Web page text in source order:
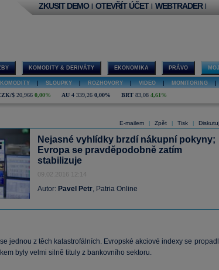
ZKUSIT DEMO | OTEVŘÍT ÚČET | WEBTRADER |
KOMODITY & DERIVÁTY EKONOMIKA PRÁVO
KOMODITY SLOUPKY ROZHOVORY VIDEO MONITORING
$ 20,966 0,00% AU 4 339,26 0,00% BRT 83,08 4,61%
E-mailem Zpět Tisk Diskutuj
Nejasné vyhlídky brzdí nákupní pokyny;
Evropa se pravděpodobně zatím
stabilizuje
09.02.2016 12:14
Autor: Pavel Petr, Patria Online
jednou z těch katastrofálních. Evropské akciové indexy se
byly velmi silně tituly z bankovního sektoru.